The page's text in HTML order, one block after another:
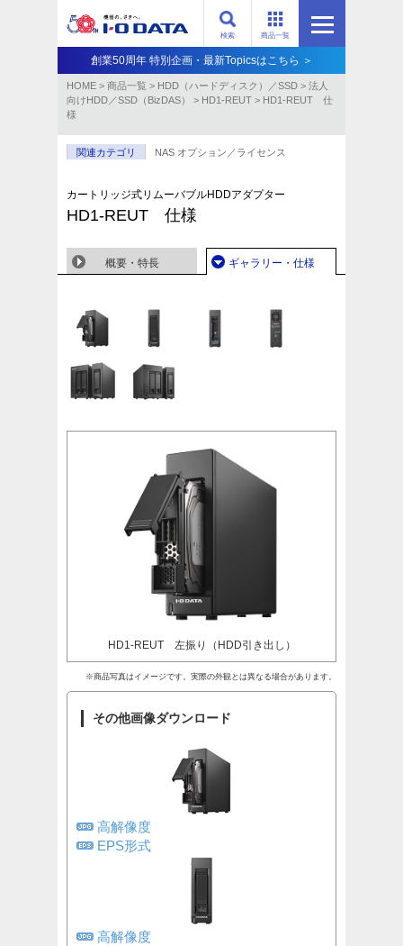
商品一覧
検索
創業50周年 特別企画・最新Topicsはこちら ＞
HOME > 商品一覧 > HDD（ハードディスク）／SSD > 法人
向けHDD／SSD（BizDAS）
> HD1-REUT > HD1-REUT 仕
様
関連カテゴリ NAS オプション／ライセンス
カートリッジ式リムーバブルHDDアダプター
HD1-REUT 仕様
概要・特長 ギャラリー・仕様
HD1-REUT 左振り（HDD引き出し）
※商品写真はイメージです。実際の外観とは異なる場合があります。
その他画像ダウンロード
高解像度
EPS形式
高解像度